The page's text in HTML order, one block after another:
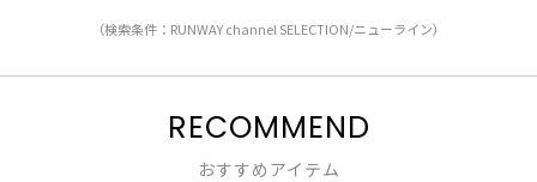
（検索条件：RUNWAY channel SELECTION/ニューライン）
RECOMMEND
おすすめアイテム